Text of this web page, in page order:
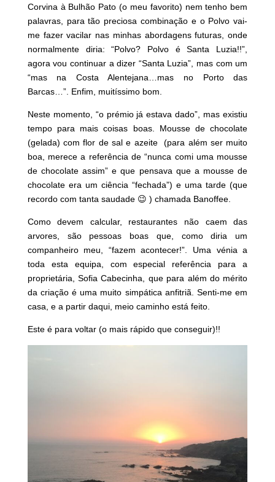
Corvina à Bulhão Pato (o meu favorito) nem tenho bem
palavras, para tão preciosa combinação e o Polvo vai-
me fazer vacilar nas minhas abordagens futuras, onde
normalmente diria: “Polvo? Polvo é Santa Luzia!!”,
agora vou continuar a dizer “Santa Luzia”, mas com um
“mas na Costa Alentejana…mas no Porto das
Barcas…”. Enfim, muitíssimo bom.
Neste momento, “o prémio já estava dado”, mas existiu
tempo para mais coisas boas. Mousse de chocolate
(gelada) com flor de sal e azeite (para além ser muito
boa, merece a referência de “nunca comi uma mousse
de chocolate assim” e que pensava que a mousse de
chocolate era um ciência “fechada”) e uma tarde (que
recordo com tanta saudade 😉 ) chamada Banoffee.
Como devem calcular, restaurantes não caem das
arvores, são pessoas boas que, como diria um
companheiro meu, “fazem acontecer!”. Uma vénia a
toda esta equipa, com especial referência para a
proprietária, Sofia Cabecinha, que para além do mérito
da criação é uma muito simpática anfitriã. Senti-me em
casa, e a partir daqui, meio caminho está feito.
Este é para voltar (o mais rápido que conseguir)!!